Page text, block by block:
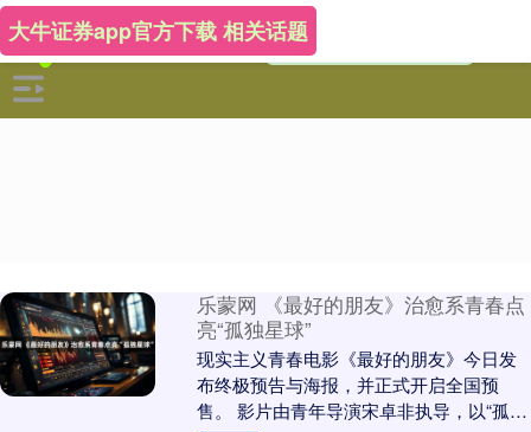
大牛证券app官方下载 相关话题
乐蒙网 《最好的朋友》治愈系青春点
亮“孤独星球”
现实主义青春电影《最好的朋友》今日发
布终极预告与海报，并正式开启全国预
售。 影片由青年导演宋卓非执导，以“孤独